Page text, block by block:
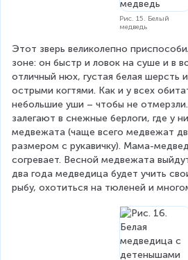
Рис. 15. Белый
медведь
Этот зверь великолепно
зоне: он быстр и ловок на суше и в
отличный нюх, густая белая шерсть
острыми когтями. Как и у всех
небольшие уши – чтобы не
залегают в снежные берлоги, где у
медвежата (чаще всего медвежат
размером с рукавичку). Мама-
согревает. Весной медвежата
два года медведица будет учить
рыбу, охотиться на тюленей и